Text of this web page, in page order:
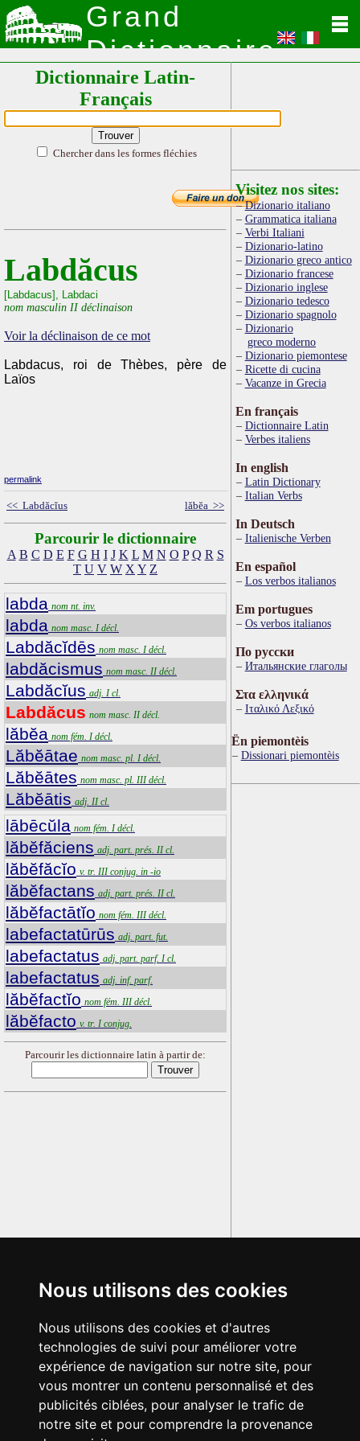
Nous utilisons des cookies
Nous utilisons des cookies et d'autres
technologies de suivi pour améliorer votre
expérience de navigation sur notre site, pour
vous montrer un contenu personnalisé et des
publicités ciblées, pour analyser le trafic de
notre site et pour comprendre la provenance
Grand
Dictionnaire
Latin
Dictionnaire Latin-
Français
Chercher dans les formes fléchies
Labdăcus
[Labdacus], Labdaci
nom masculin II déclinaison
Voir la déclinaison de ce mot
Labdacus, roi de Thèbes, père de
Laïos
permalink
<< Labdăcĭus lăbĕa >>
Parcourir le dictionnaire
A B C D E F G H I J K L M N O P Q R S
T U V W X Y Z
labda nom nt. inv.
labda nom masc. I décl.
Labdăcĭdēs nom masc. I décl.
labdăcismus nom masc. II décl.
Labdăcĭus adj. I cl.
Labdăcus nom masc. II décl.
lăbĕa nom fém. I décl.
Lăbĕātae nom masc. pl. I décl.
Lăbĕātes nom masc. pl. III décl.
Lăbĕātis adj. II cl.
lābēcŭla nom fém. I décl.
lăbĕfăciens adj. part. prés. II cl.
lăbĕfăcĭo v. tr. III conjug. in -io
lăbĕfactans adj. part. prés. II cl.
lăbĕfactātĭo nom fém. III décl.
labefactatūrūs adj. part. fut.
labefactatus adj. part. parf. I cl.
labefactatus adj. inf. parf.
lăbĕfactĭo nom fém. III décl.
lăbĕfacto v. tr. I conjug.
Parcourir les dictionnaire latin à partir de:
Visitez nos sites:
Dizionario italiano
Grammatica italiana
Verbi Italiani
Dizionario-latino
Dizionario greco antico
Dizionario francese
Dizionario inglese
Dizionario tedesco
Dizionario spagnolo
Dizionario
greco moderno
Dizionario piemontese
Ricette di cucina
Vacanze in Grecia
En français
Dictionnaire Latin
Verbes italiens
In english
Latin Dictionary
Italian Verbs
In Deutsch
Italienische Verben
En español
Los verbos italianos
Em portugues
Os verbos italianos
По русски
Итальянские глаголы
Στα ελληνικά
Ιταλικό Λεξικό
Ën piemontèis
Dissionari piemontèis